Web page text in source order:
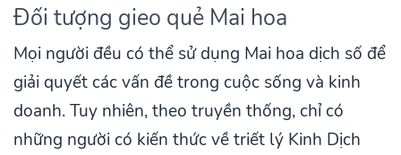
Đối tượng gieo quẻ Mai hoa
Mọi người đều có thể sử dụng Mai hoa dịch số để
giải quyết các vấn đề trong cuộc sống và kinh
doanh. Tuy nhiên, theo truyền thống, chỉ có
những người có kiến thức về triết lý Kinh Dịch